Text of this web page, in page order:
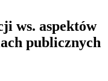
ws. aspektów
publicznych